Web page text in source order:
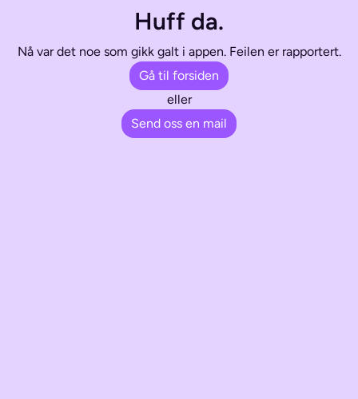
Huff da.
Nå var det noe som gikk galt i appen. Feilen er rapportert.
Gå til forsiden
eller
Send oss en mail